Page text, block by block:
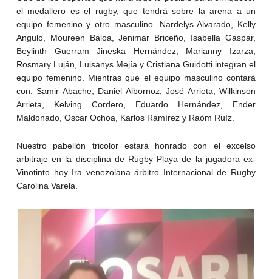
el medallero es el rugby, que tendrá sobre la arena a un
equipo femenino y otro masculino. Nardelys Alvarado, Kelly
Angulo, Moureen Baloa, Jenimar Briceño, Isabella Gaspar,
Beylinth Guerram Jineska Hernández, Marianny Izarza,
Rosmary Luján, Luisanys Mejía y Cristiana Guidotti integran el
equipo femenino. Mientras que el equipo masculino contará
con: Samir Abache, Daniel Albornoz, José Arrieta, Wilkinson
Arrieta, Kelving Cordero, Eduardo Hernández, Ender
Maldonado, Oscar Ochoa, Karlos Ramírez y Raóm Ruìz.
Nuestro pabellón tricolor estará honrado con el excelso
arbitraje en la disciplina de Rugby Playa de la jugadora ex-
Vinotinto hoy Ira venezolana árbitro Internacional de Rugby
Carolina Varela.